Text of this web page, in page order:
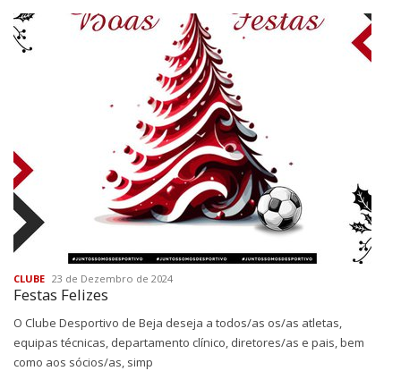
CLUBE 23 de Dezembro de 2024
Festas Felizes
O Clube Desportivo de Beja deseja a todos/as os/as atletas,
equipas técnicas, departamento clínico, diretores/as e pais, bem
como aos sócios/as, simp